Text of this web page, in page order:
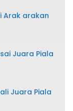
Arak arakan
Juara Piala
Juara Piala